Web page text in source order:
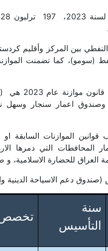
النفطي بين المركز وأقليم
الصناديق
وصندوق اعمار سنجار
قوانين الموازنات
التي دمرها
العراق للحضارة الاسلامية،
دعم الاسياحة الدينية
سنة
التأسيس
تخصص